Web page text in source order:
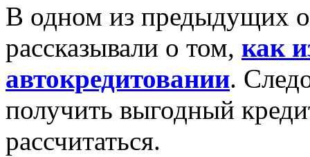
В одном из предыдущих
рассказывали о том, как
автокредитовании.
получить выгодный
рассчитаться.